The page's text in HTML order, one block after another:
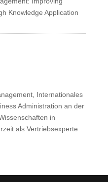
Internationales
Administration an der
in
als Vertriebsexperte